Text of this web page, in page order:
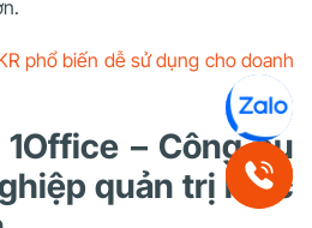
phổ biến dễ sử dụng cho doanh
– Công cụ
quản trị mục